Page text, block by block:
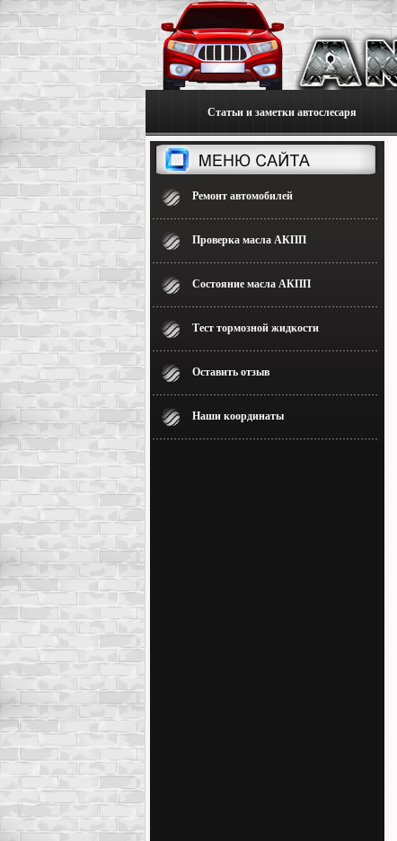
Статьи и заметки автослесаря
Ремонт автомобилей
Проверка масла АКПП
Состояние масла АКПП
Тест тормозной жидкости
Оставить отзыв
Наши координаты